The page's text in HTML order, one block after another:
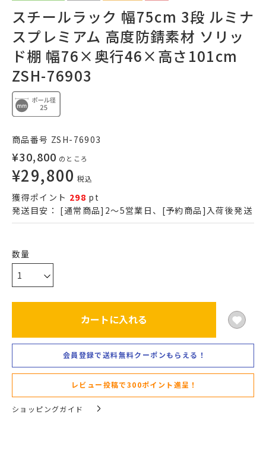
スチールラック 幅75cm 3段 ルミナ
スプレミアム 高度防錆素材 ソリッ
ド棚 幅76×奥行46×高さ101cm
ZSH-76903
商品番号 ZSH-76903
¥30,800 のところ
¥29,800 税込
獲得ポイント 298 pt
発送目安： [通常商品]2～5営業日、[予約商品]入荷後発送
カートに入れる
会員登録で送料無料クーポンもらえる！
レビュー投稿で300ポイント進呈！
ショッピングガイド